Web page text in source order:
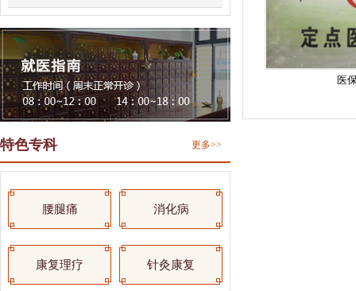
特色专科 更多>>
腰腿痛 消化病
康复理疗 针灸康复
医